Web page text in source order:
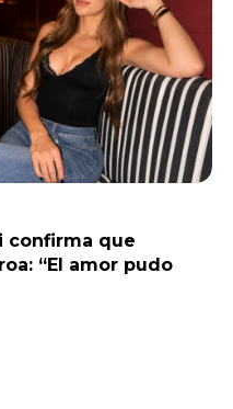
confirma que
“El amor pudo